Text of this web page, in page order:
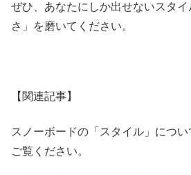
ぜひ、あなたにしか出せないスタ
さ」を磨いてください。
【関連記事】
スノーボードの「スタイル」につ
ご覧ください。